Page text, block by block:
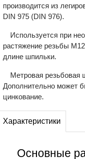
производится из
DIN 975 (DIN 976).
Используется при
растяжение резьбы
длине шпильки.
Метровая резьбовая
Дополнительно может
цинкование.
Характеристики
Основные